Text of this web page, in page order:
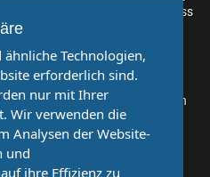
erfolgt alle paar Minuten, sodass
sind. Einfache und schnelle
mehr Beachtung findet? Dann
Wir suchen Ihren Verein für eine
Sie Ihre Spielberichte,
Aufrufe bei uns!
Technologien,
erforderlich sind.
nur mit Ihrer
Wir verwenden die
Analysen der Website-
und
ihre Effizienz zu